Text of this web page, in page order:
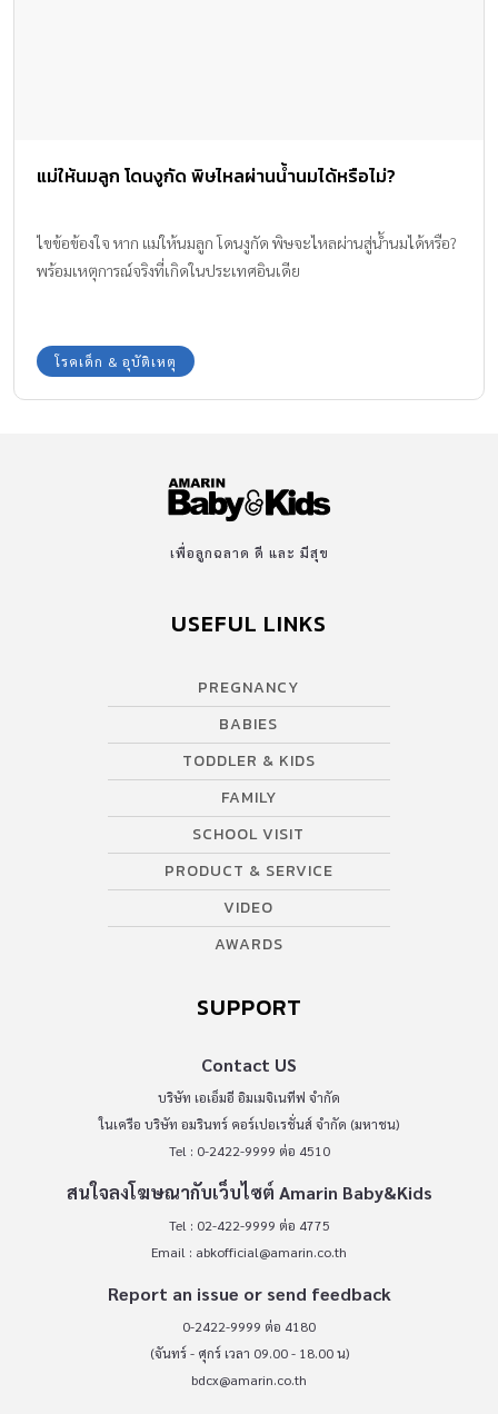
แม่ให้นมลูก โดนงูกัด พิษไหลผ่านน้ำนมได้หรือไม่?
ไขข้อข้องใจ หาก แม่ให้นมลูก โดนงูกัด พิษจะไหลผ่านสู่น้ำนมได้หรือ?
พร้อมเหตุการณ์จริงที่เกิดในประเทศอินเดีย
โรคเด็ก & อุบัติเหตุ
เพื่อลูกฉลาด ดี และ มีสุข
USEFUL LINKS
PREGNANCY
BABIES
TODDLER & KIDS
FAMILY
SCHOOL VISIT
PRODUCT & SERVICE
VIDEO
AWARDS
SUPPORT
Contact US
บริษัท เอเอ็มอี อิมเมจิเนทีฟ จำกัด
ในเครือ บริษัท อมรินทร์ คอร์เปอเรชั่นส์ จำกัด (มหาชน)
Tel : 0-2422-9999 ต่อ 4510
สนใจลงโฆษณากับเว็บไซต์ Amarin Baby&Kids
Tel : 02-422-9999 ต่อ 4775
Email : abkofficial@amarin.co.th
Report an issue or send feedback
0-2422-9999 ต่อ 4180
(จันทร์ - ศุกร์ เวลา 09.00 - 18.00 น)
bdcx@amarin.co.th